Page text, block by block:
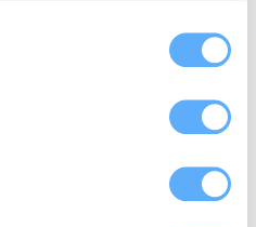
confiable del
empresa de